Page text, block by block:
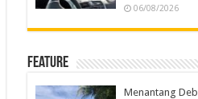
06/08/2026
Feature
Menantang